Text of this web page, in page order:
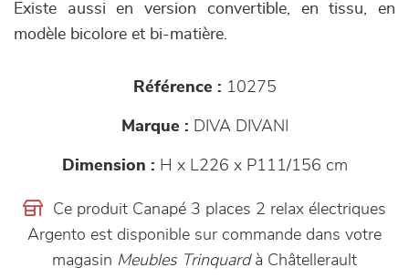
Existe aussi en version convertible, en tissu, en
modèle bicolore et bi-matière.
Référence : 10275
Marque : DIVA DIVANI
Dimension : H x L226 x P111/156 cm
Ce produit Canapé 3 places 2 relax électriques
Argento est disponible sur commande dans votre
magasin Meubles Trinquard à Châtellerault